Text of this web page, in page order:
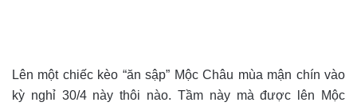
Lên một chiếc kèo “ăn sập” Mộc Châu mùa mận chín vào
kỳ nghỉ 30/4 này thôi nào. Tầm này mà được lên Mộc